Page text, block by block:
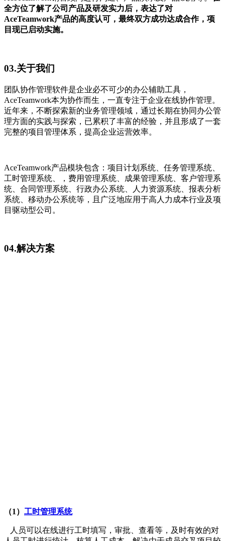
全方位了解了公司产品及研发实力后，表达了对
AceTeamwork产品的高度认可，最终双方成功达成合作，项
目现已启动实施。
03.关于我们
团队协作管理软件是企业必不可少的办公辅助工具，
AceTeamwork本为协作而生，一直专注于企业在线协作管理。
近年来，不断探索新的业务管理领域，通过长期在协同办公管
理方面的实践与探索，已累积了丰富的经验，并且形成了一套
完整的项目管理体系，提高企业运营效率。
AceTeamwork产品模块包含：项目计划系统、任务管理系统、
工时管理系统、，费用管理系统、成果管理系统、客户管理系
统、合同管理系统、行政办公系统、人力资源系统、报表分析
系统、移动办公系统等，且广泛地应用于高人力成本行业及项
目驱动型公司。
04.解决方案
（1） 工时管理系统
人员可以在线进行工时填写，审批、查看等，及时有效的对